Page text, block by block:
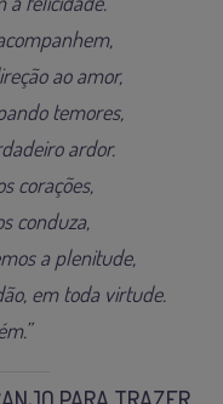
ao amor,
temores,
ardor.
corações,
conduza,
a plenitude,
em toda virtude.